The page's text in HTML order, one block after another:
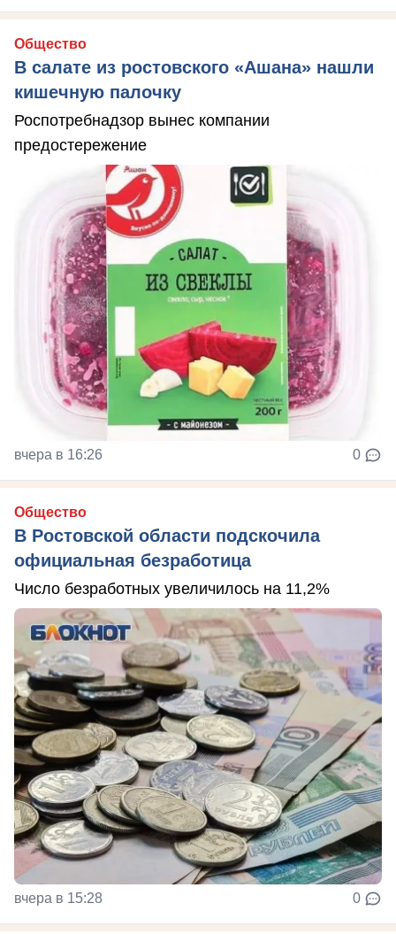
Общество
В салате из ростовского «Ашана» нашли
кишечную палочку
Роспотребнадзор вынес компании
предостережение
вчера в 16:26 0
Общество
В Ростовской области подскочила
официальная безработица
Число безработных увеличилось на 11,2%
вчера в 15:28 0